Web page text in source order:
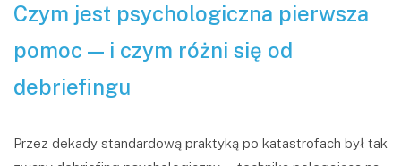
Czym jest psychologiczna pierwsza
pomoc — i czym różni się od
debriefingu
Przez dekady standardową praktyką po katastrofach był tak